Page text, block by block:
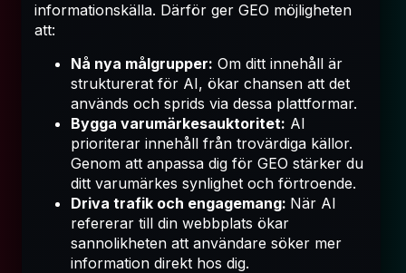
informationskälla. Därför ger GEO möjligheten
att:
Nå nya målgrupper: Om ditt innehåll är
strukturerat för AI, ökar chansen att det
används och sprids via dessa plattformar.
Bygga varumärkesauktoritet: AI
prioriterar innehåll från trovärdiga källor.
Genom att anpassa dig för GEO stärker du
ditt varumärkes synlighet och förtroende.
Driva trafik och engagemang: När AI
refererar till din webbplats ökar
sannolikheten att användare söker mer
information direkt hos dig.